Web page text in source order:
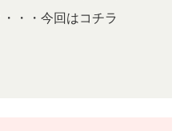
・・今回はコチラ